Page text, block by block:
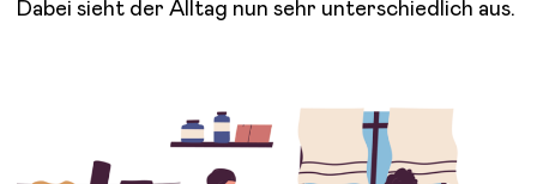
Dabei sieht der Alltag nun sehr unterschiedlich aus.